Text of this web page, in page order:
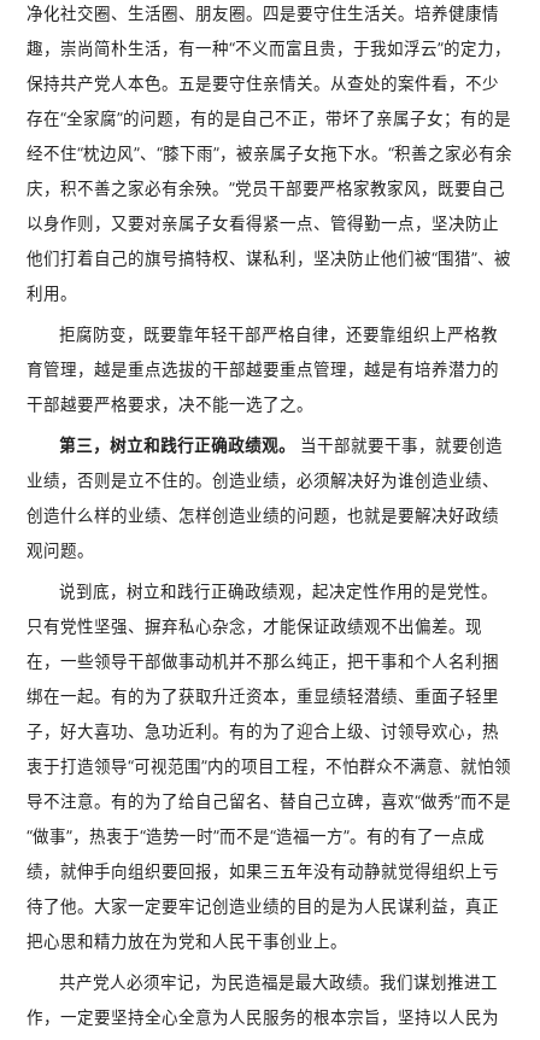
净化社交圈、生活圈、朋友圈。四是要守住生活关。培养健康情
趣，崇尚简朴生活，有一种“不义而富且贵，于我如浮云”的定力，
保持共产党人本色。五是要守住亲情关。从查处的案件看，不少
存在“全家腐”的问题，有的是自己不正，带坏了亲属子女；有的是
经不住“枕边风”、“膝下雨”，被亲属子女拖下水。“积善之家必有余
庆，积不善之家必有余殃。”党员干部要严格家教家风，既要自己
以身作则，又要对亲属子女看得紧一点、管得勤一点，坚决防止
他们打着自己的旗号搞特权、谋私利，坚决防止他们被“围猎”、被
利用。
拒腐防变，既要靠年轻干部严格自律，还要靠组织上严格教
育管理，越是重点选拔的干部越要重点管理，越是有培养潜力的
干部越要严格要求，决不能一选了之。
第三，树立和践行正确政绩观。
当干部就要干事，就要创造
业绩，否则是立不住的。创造业绩，必须解决好为谁创造业绩、
创造什么样的业绩、怎样创造业绩的问题，也就是要解决好政绩
观问题。
说到底，树立和践行正确政绩观，起决定性作用的是党性。
只有党性坚强、摒弃私心杂念，才能保证政绩观不出偏差。现
在，一些领导干部做事动机并不那么纯正，把干事和个人名利捆
绑在一起。有的为了获取升迁资本，重显绩轻潜绩、重面子轻里
子，好大喜功、急功近利。有的为了迎合上级、讨领导欢心，热
衷于打造领导“可视范围”内的项目工程，不怕群众不满意、就怕领
导不注意。有的为了给自己留名、替自己立碑，喜欢“做秀”而不是
“做事”，热衷于“造势一时”而不是“造福一方”。有的有了一点成
绩，就伸手向组织要回报，如果三五年没有动静就觉得组织上亏
待了他。大家一定要牢记创造业绩的目的是为人民谋利益，真正
把心思和精力放在为党和人民干事创业上。
共产党人必须牢记，为民造福是最大政绩。我们谋划推进工
作，一定要坚持全心全意为人民服务的根本宗旨，坚持以人民为